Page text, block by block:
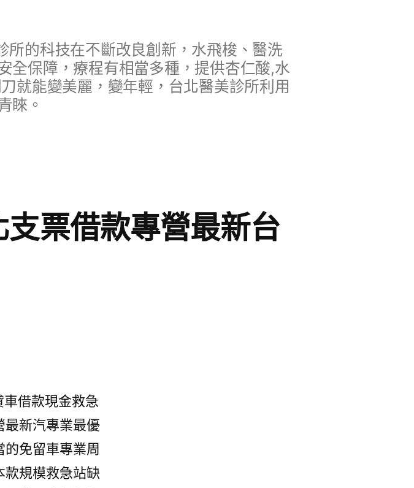
所的科技在不斷改良創新，水飛梭、醫洗
全保障，療程有相當多種，提供杏仁酸,水
就能變美麗，變年輕，台北醫美診所利用
睞。
票借款專營最新台
車借款現金救急
最新汽專業最優
的免留車專業周
款規模救急站缺